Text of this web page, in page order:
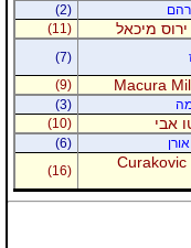
(2)
מיכאל (11)
(7)
Macura
(9)
(3)
אבי (10)
(6)
Curakovic
(16)